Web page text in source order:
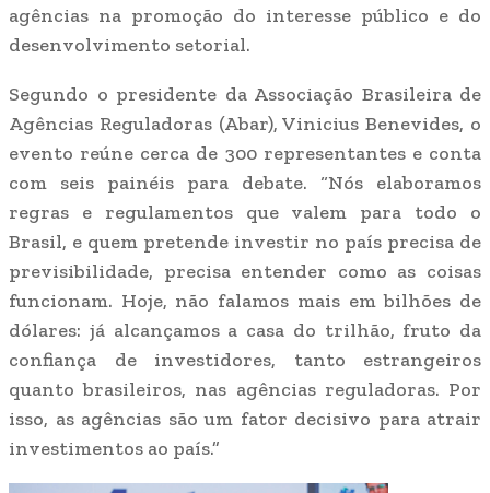
agências na promoção do interesse público e do
desenvolvimento setorial.
Segundo o presidente da Associação Brasileira de
Agências Reguladoras (Abar), Vinicius Benevides, o
evento reúne cerca de 300 representantes e conta
com seis painéis para debate. “Nós elaboramos
regras e regulamentos que valem para todo o
Brasil, e quem pretende investir no país precisa de
previsibilidade, precisa entender como as coisas
funcionam. Hoje, não falamos mais em bilhões de
dólares: já alcançamos a casa do trilhão, fruto da
confiança de investidores, tanto estrangeiros
quanto brasileiros, nas agências reguladoras. Por
isso, as agências são um fator decisivo para atrair
investimentos ao país.”